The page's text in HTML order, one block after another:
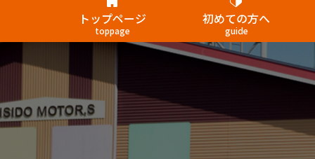
トップページ
toppage
初めての方へ
guide